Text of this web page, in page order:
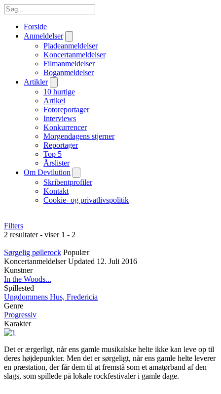
Forside
Anmeldelser
Pladeanmeldelser
Koncertanmeldelser
Filmanmeldelser
Boganmeldelser
Artikler
10 hurtige
Artikel
Fotoreportager
Interviews
Konkurrencer
Morgendagens stjerner
Reportager
Top 5
Årslister
Om Devilution
Skribentprofiler
Kontakt
Cookie- og privatlivspolitik
Filters
2 resultater - viser 1 - 2
Sørgelig pøllerock Populær
Koncertanmeldelser Updated 12. Juli 2016
Kunstner
In the Woods...
Spillested
Ungdommens Hus, Fredericia
Genre
Progressiv
Karakter
Det er ærgerligt, når ens gamle musikalske helte ikke kan leve op til
deres højdepunkter. Men det er sørgeligt, når ens gamle helte leverer
en præstation, der får dem til at fremstå som et amatørband af den
slags, som spillede på lokale rockfestivaler i gamle dage.